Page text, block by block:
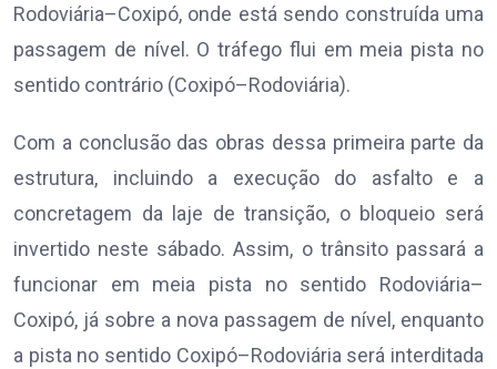
Rodoviária–Coxipó, onde está sendo construída uma
passagem de nível. O tráfego flui em meia pista no
sentido contrário (Coxipó–Rodoviária).
Com a conclusão das obras dessa primeira parte da
estrutura, incluindo a execução do asfalto e a
concretagem da laje de transição, o bloqueio será
invertido neste sábado. Assim, o trânsito passará a
funcionar em meia pista no sentido Rodoviária–
Coxipó, já sobre a nova passagem de nível, enquanto
a pista no sentido Coxipó–Rodoviária será interditada